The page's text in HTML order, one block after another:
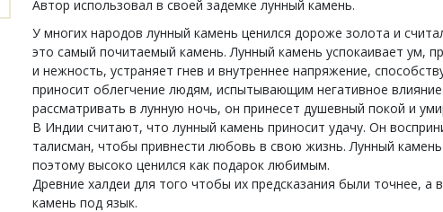
Автор использовал в своей задемке лунный камень.
У многих народов лунный камень ценился дороже золота и
это самый почитаемый камень. Лунный камень успокаивает ум,
и нежность, устраняет гнев и внутреннее напряжение,
приносит облегчение людям, испытывающим негативное
рассматривать в лунную ночь, он принесет душевный покой и
В Индии считают, что лунный камень приносит удачу. Он
талисман, чтобы привнести любовь в свою жизнь. Лунный
поэтому высоко ценился как подарок любимым.
Древние халдеи для того чтобы их предсказания были точнее, а
камень под язык.